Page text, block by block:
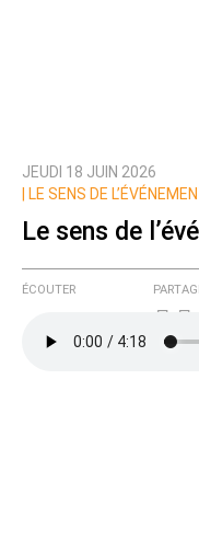
JEUDI 18 JUIN 2026
LE SENS DE
Le sens de
ÉCOUTER